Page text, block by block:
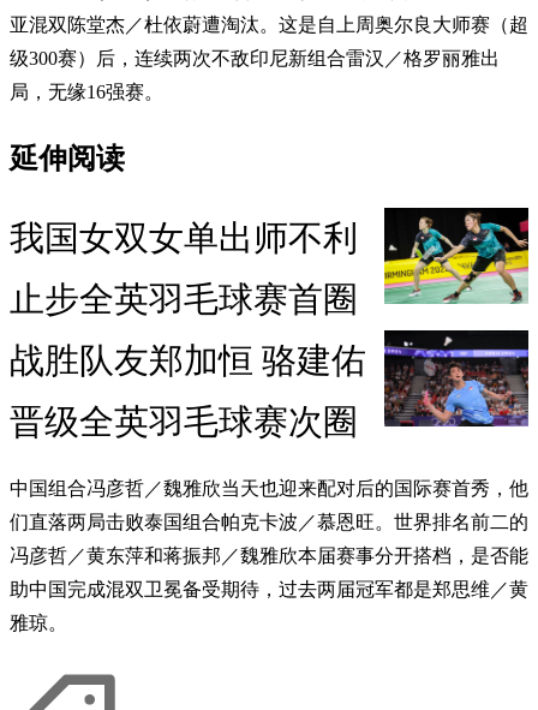
亚混双陈堂杰／杜依蔚遭淘汰。这是自上周奥尔良大师赛（超
级300赛）后，连续两次不敌印尼新组合雷汉／格罗丽雅出
局，无缘16强赛。
延伸阅读
我国女双女单出师不利
止步全英羽毛球赛首圈
战胜队友郑加恒 骆建佑
晋级全英羽毛球赛次圈
中国组合冯彦哲／魏雅欣当天也迎来配对后的国际赛首秀，他
们直落两局击败泰国组合帕克卡波／慕恩旺。世界排名前二的
冯彦哲／黄东萍和蒋振邦／魏雅欣本届赛事分开搭档，是否能
助中国完成混双卫冕备受期待，过去两届冠军都是郑思维／黄
雅琼。